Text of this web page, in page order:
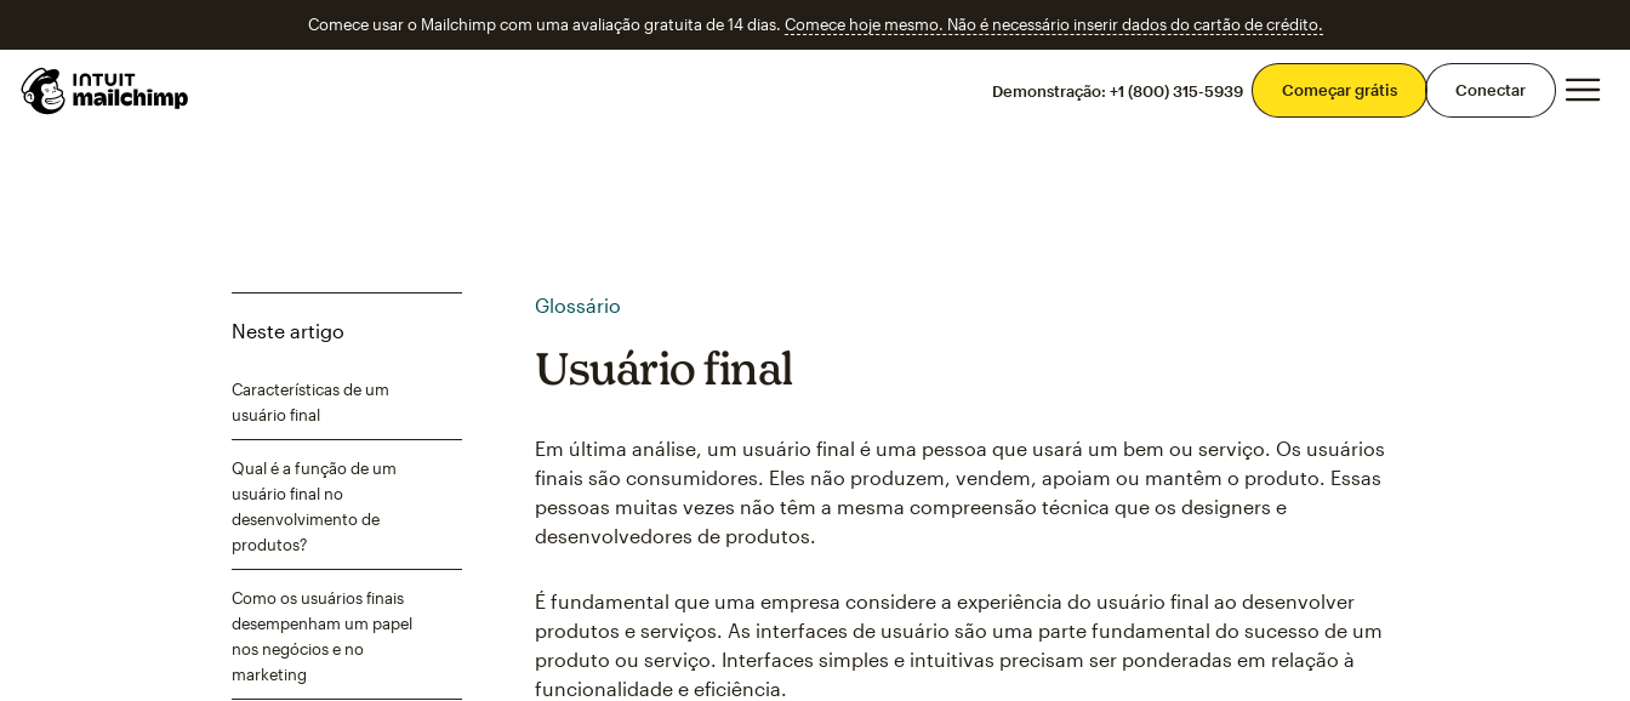
Comece usar o Mailchimp com uma avaliação gratuita de 14 dias. Comece hoje mesmo. Não é necessário inserir dados do cartão de crédito.
Demonstração: +1 (800) 315-5939 Começar grátis Conectar
Neste artigo
Características de um
usuário final
Qual é a função de um
usuário final no
desenvolvimento de
produtos?
Como os usuários finais
desempenham um papel
nos negócios e no
marketing
Glossário
Usuário final
Em última análise, um usuário final é uma pessoa que usará um bem ou serviço. Os usuários
finais são consumidores. Eles não produzem, vendem, apoiam ou mantêm o produto. Essas
pessoas muitas vezes não têm a mesma compreensão técnica que os designers e
desenvolvedores de produtos.
É fundamental que uma empresa considere a experiência do usuário final ao desenvolver
produtos e serviços. As interfaces de usuário são uma parte fundamental do sucesso de um
produto ou serviço. Interfaces simples e intuitivas precisam ser ponderadas em relação à
funcionalidade e eficiência.